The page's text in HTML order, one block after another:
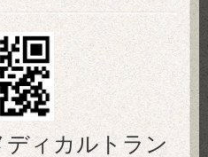
ディカルトラン